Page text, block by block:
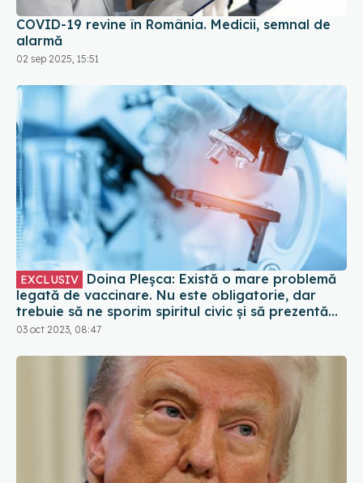
COVID-19 revine în România. Medicii, semnal de
alarmă
02 sep 2025, 15:51
EXCLUSIV
legată de vaccinare. Nu este obligatorie, dar
trebuie să ne sporim spiritul civic și să prezentăm
corect minusurile și plusurile fiecărui vaccin
03 oct 2023, 08:47